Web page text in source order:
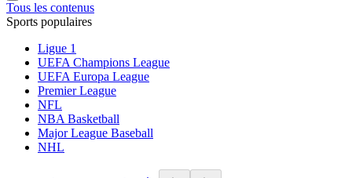
Tous les contenus
Sports populaires
Ligue 1
UEFA Champions League
UEFA Europa League
Premier League
NFL
NBA Basketball
Major League Baseball
NHL